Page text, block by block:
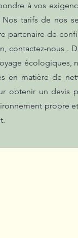
à vos
Nos tarifs de
partenaire de
contactez-nous .
écologiques,
en matière de
obtenir un
propre